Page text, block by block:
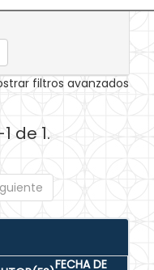
filtros avanzados
de 1.
FECHA DE